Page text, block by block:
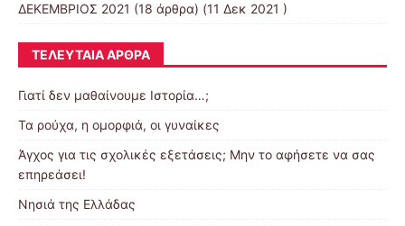
ΔΕΚΕΜΒΡΙΟΣ 2021 (18 άρθρα) (11 Δεκ 2021 )
ΤΕΛΕΥΤΑΊΑ ΆΡΘΡΑ
Γιατί δεν μαθαίνουμε Ιστορία…;
Τα ρούχα, η ομορφιά, οι γυναίκες
Άγχος για τις σχολικές εξετάσεις; Μην το αφήσετε να σας
επηρεάσει!
Νησιά της Ελλάδας